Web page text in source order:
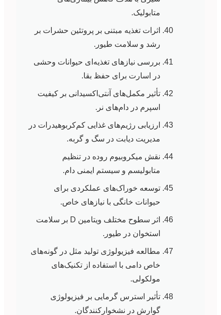
متابولیک.
اثرات تغذیه مبتنی بر پروتئین حشرات بر
رشد و سلامت طیور.
بررسی نیازهای تغذیه‌ای حیوانات وحشی
در اسارت برای حفظ بقا.
تأثیر مکمل‌های آنتی‌اکسیدانی بر کیفیت
اسپرم در دام‌های نر.
ارزیابی رژیم‌های غذایی کم‌کربوهیدرات در
مدیریت دیابت در سگ و گربه.
نقش میکروبیوم روده در تنظیم
متابولیسم و سیستم ایمنی دام.
توسعه خوراک‌های عملکردی برای
حیوانات خانگی با نیازهای خاص.
اثر سطوح مختلف ویتامین D بر سلامت
استخوان در طیور.
مطالعه فیزیولوژی تولید مثل در گونه‌های
خاص دامی با استفاده از تکنیک‌های
مولکولی.
تأثیر استرس گرمایی بر فیزیولوژی
گوارش در نشخوارکنندگان.